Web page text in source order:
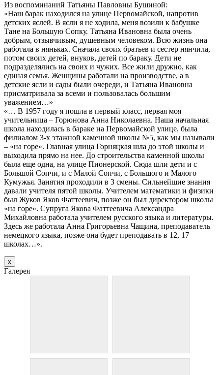
Из воспоминаний Татьяны Павловны Бушиной:
«Наш барак находился на улице Первомайской, напротив
детских яслей. В ясли я не ходила, меня возили к бабушке
Тане на Большую Сопку. Татьяна Ивановна была очень
добрым, отзывчивым, душевным человеком. Всю жизнь она
работала в няньках. Сначала своих братьев и сестер нянчила,
потом своих детей, внуков, детей по бараку. Дети не
подразделялись на своих и чужих. Все жили дружно, как
единая семья. Женщины работали на производстве, а в
детские ясли и сады были очереди, и Татьяна Ивановна
присматривала за всеми и пользовалась большим
уважением…»
«… В 1957 году я пошла в первый класс, первая моя
учительница – Горюнова Анна Николаевна. Наша начальная
школа находилась в бараке на Первомайской улице, была
филиалом 3-х этажной каменной школы №5, как мы называли
– «на горе». Главная улица Горняцкая шла до этой школы и
выходила прямо на нее. До строительства каменной школы
была еще одна, на улице Пионерской. Сюда шли дети и с
Большой Сопчи, и с Малой Сопчи, с Большого и Малого
Кумужья. Занятия проходили в 3 смены. Сильнейшие знания
давали учителя пятой школы. Учителем математики и физики
был Жуков Яков Фаттеевич, позже он был директором школы
«на горе». Супруга Якова Фаттеевича Александра
Михайловна работала учителем русского языка и литературы.
Здесь же работала Анна Григорьевна Чащина, преподаватель
немецкого языка, позже она будет преподавать в 12, 17
школах…».
х
Галерея